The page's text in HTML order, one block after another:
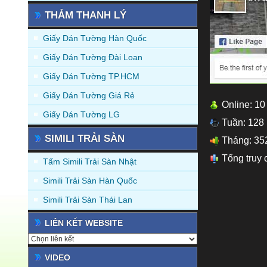
THẢM THANH LÝ
Giấy Dán Tường Hàn Quốc
Giấy Dán Tường Đài Loan
Giấy Dán Tường TP.HCM
Giấy Dán Tường Giá Rẻ
Giấy Dán Tường LG
SIMILI TRẢI SÀN
Tấm Simili Trải Sàn Nhật
Simili Trải Sàn Hàn Quốc
Simili Trải Sàn Thái Lan
LIÊN KẾT WEBSITE
VIDEO
Online: 10
Tuần: 128
Tháng:
Tổng truy